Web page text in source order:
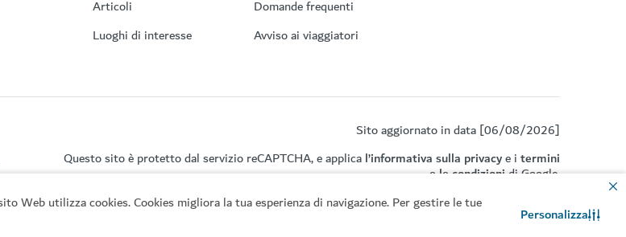
Web utilizza cookies. Cookies migliora la tua esperienza di navigazione. Per gestire le tue
Personalizza
Articoli
Luoghi di interesse
Domande frequenti
Avviso ai viaggiatori
Sito aggiornato in data [06/08/2026]
Questo sito è protetto dal servizio reCAPTCHA, e applical’informativa sulla privacye itermini
e le condizionidi Google.